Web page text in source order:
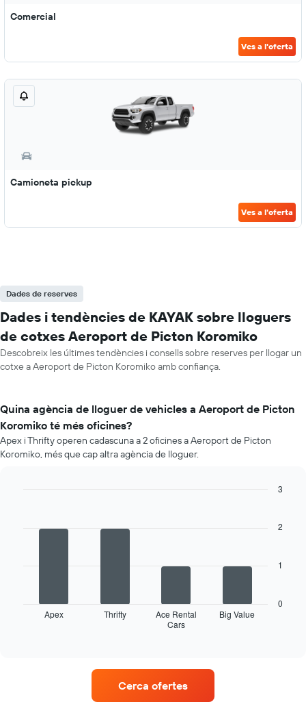
Comercial
Ves a l'oferta
Camioneta pickup
Ves a l'oferta
Dades de reserves
Dades i tendències de KAYAK sobre lloguers
de cotxes Aeroport de Picton Koromiko
Descobreix les últimes tendències i consells sobre reserves per llogar un
cotxe a Aeroport de Picton Koromiko amb confiança.
Quina agència de lloguer de vehicles a Aeroport de Picton
Koromiko té més oficines?
Apex i Thrifty operen cadascuna a 2 oficines a Aeroport de Picton
Koromiko, més que cap altra agència de lloguer.
taula
mostraApex Thrifty
Ace Rental
Cars
Big Value
0
1
2
3
Cerca ofertes